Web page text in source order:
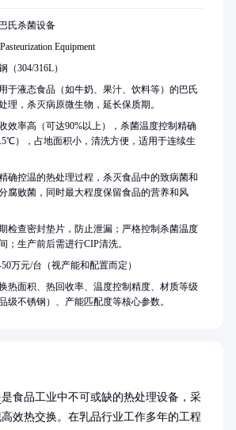
是食品工业中不可或缺的热处理设备，采
效热交换。在乳品行业工作多年的工程
氏杀菌设备
Equipment
（304/316L）
于液态食品（如牛奶、果汁、饮料等）的巴氏
理，杀灭病原微生物，延长保质期。
效率高（可达90%以上），杀菌温度控制精确
），占地面积小，清洗方便，适用于连续生
确控温的热处理过程，杀灭食品中的致病菌和
腐败菌，同时最大程度保留食品的营养和风
检查密封垫片，防止泄漏；严格控制杀菌温度
；生产前后需进行CIP清洗。
万元/台（视产能和配置而定）
热面积、热回收率、温度控制精度、材质等级
品级不锈钢）、产能匹配度等核心参数。